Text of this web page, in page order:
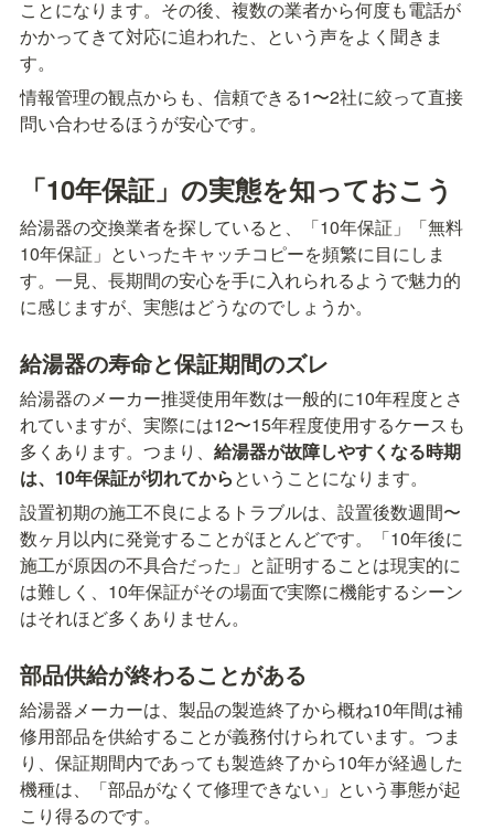
ことになります。その後、複数の業者から何度も電話が
かかってきて対応に追われた、という声をよく聞きま
す。
情報管理の観点からも、信頼できる1〜2社に絞って直接
問い合わせるほうが安心です。
「10年保証」の実態を知っておこう
給湯器の交換業者を探していると、「10年保証」「無料
10年保証」といったキャッチコピーを頻繁に目にしま
す。一見、長期間の安心を手に入れられるようで魅力的
に感じますが、実態はどうなのでしょうか。
給湯器の寿命と保証期間のズレ
給湯器のメーカー推奨使用年数は一般的に10年程度とさ
れていますが、実際には12〜15年程度使用するケースも
多くあります。つまり、 給湯器が故障しやすくなる時期
は、10年保証が切れてからということになります。
設置初期の施工不良によるトラブルは、設置後数週間〜
数ヶ月以内に発覚することがほとんどです。「10年後に
施工が原因の不具合だった」と証明することは現実的に
は難しく、10年保証がその場面で実際に機能するシーン
はそれほど多くありません。
部品供給が終わることがある
給湯器メーカーは、製品の製造終了から概ね10年間は補
修用部品を供給することが義務付けられています。つま
り、保証期間内であっても製造終了から10年が経過した
機種は、「部品がなくて修理できない」という事態が起
こり得るのです。